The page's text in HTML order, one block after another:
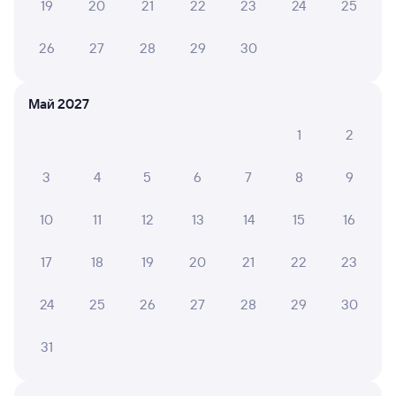
Частые вопросы
Как вернуть билет?
пассажира?
бухгалтерии?
19 20 21 22 23 24 25
26 27 28 29 30
Май 2027
1
2
3 4 5 6 7 8 9
10 11 12 13 14 15 16
17 18 19 20 21 22 23
24 25 26 27 28 29 30
31